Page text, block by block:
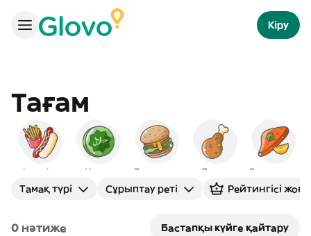
Кіру
Тағам
Фаст фуд Халал Бургерлер Тауық Еуропалық
Тамақ түрі Сұрыптау реті Рейтингісі
0 нәтиже Бастапқы күйге қайтару